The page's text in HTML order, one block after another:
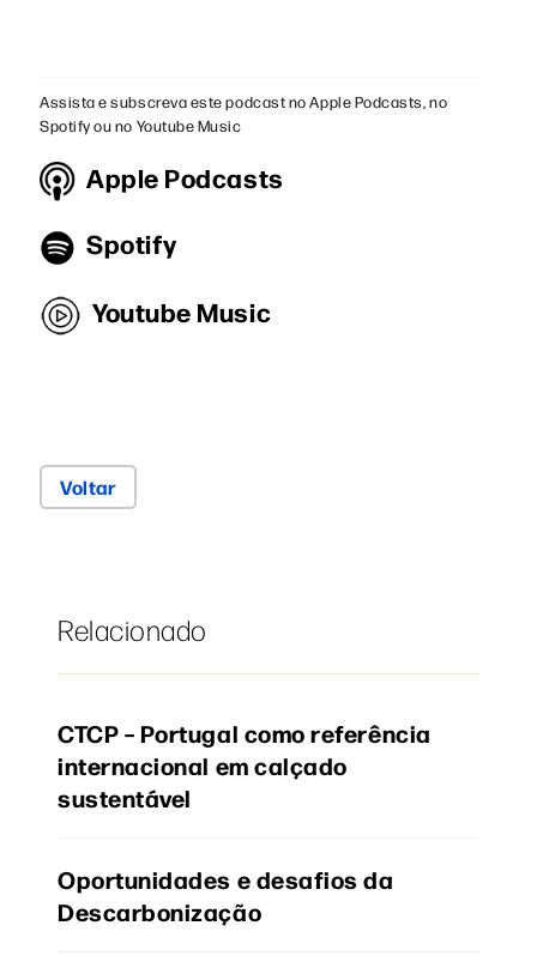
Assista e subscreva este podcast no Apple Podcasts, no
Spotify ou no Youtube Music
Apple Podcasts
Spotify
Youtube Music
Voltar
Relacionado
CTCP – Portugal como referência
internacional em calçado
sustentável
Oportunidades e desafios da
Descarbonização